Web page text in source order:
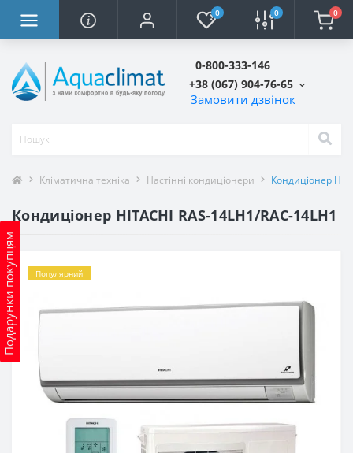
0 0 0
0-800-333-146
+38 (067) 904-76-65
Замовити дзвінок
Подарунки покупцям
Кліматична техніка Настінні кондиціонери Кондиціонер
Кондиціонер HITACHI RAS-14LH1/RAC-14LH1
Популярний